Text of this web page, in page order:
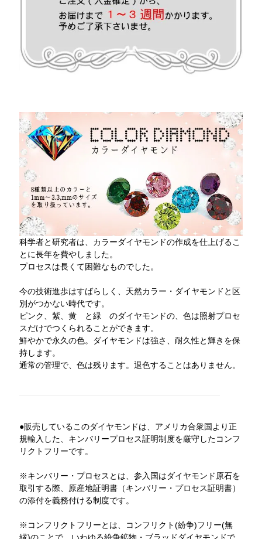
科学者と研究者は、カラーダイヤモンドの作成を仕上げるこ
とに長年を費やしました。
プロセスは長くて困難なものでした。
今の技術進歩はすばらしく、天然カラー・ダイヤモンドと区
別がつかない時代です。
ピンク、紫、黄 と緑 のダイヤモンドの、色は照射プロセ
スだけでつくられることができます。
鮮やかで永久の色。ダイヤモンドは強さ、耐久性と輝きを保
持します。
通常の管理で、色は残ります。退色することはありません。
●販売しているこのダイヤモンドは、アメリカ合衆国より正
規輸入した、キンバリープロセス証明制度を厳守したコンフ
リクトフリーです。
※キンバリー・プロセスとは、参入国はダイヤモンド原石を
取引する際、原産地証明書（キンバリー・プロセス証明書）
の添付を義務付ける制度です。
※コンフリクトフリーとは、コンフリクト(紛争)フリー(無
縁)のことで、いわゆる紛争鉱物・ブラッドダイヤモンドで